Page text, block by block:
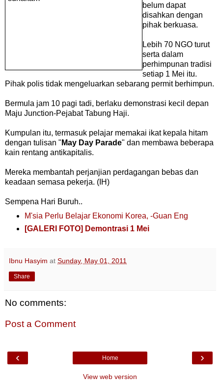
belum dapat
disahkan dengan
pihak berkuasa.
Lebih 70 NGO turut
serta dalam
perhimpunan tradisi
setiap 1 Mei itu.
Pihak polis tidak mengeluarkan sebarang permit berhimpun.
Bermula jam 10 pagi tadi, berlaku demonstrasi kecil depan
Maju Junction-Pejabat Tabung Haji.
Kumpulan itu, termasuk pelajar memakai ikat kepala hitam
dengan tulisan " May Day Parade" dan membawa beberapa
kain rentang antikapitalis.
Mereka membantah perjanjian perdagangan bebas dan
keadaan semasa pekerja. (IH)
Sempena Hari Buruh..
M'sia Perlu Belajar Ekonomi Korea, -Guan Eng
[GALERI FOTO] Demontrasi 1 Mei
Ibnu Hasyim at Sunday, May 01, 2011
Share
No comments:
Post a Comment
‹ ›
Home
View web version